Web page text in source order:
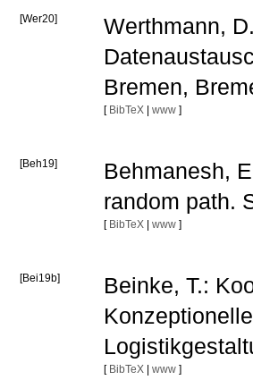
[Wer20]
Werthmann,
Bremen,
[ BibTeX| www ]
[Beh19]
Behmanesh,
random path.
[ BibTeX| www ]
[Bei19b]
Beinke, T.:
[ BibTeX| www ]